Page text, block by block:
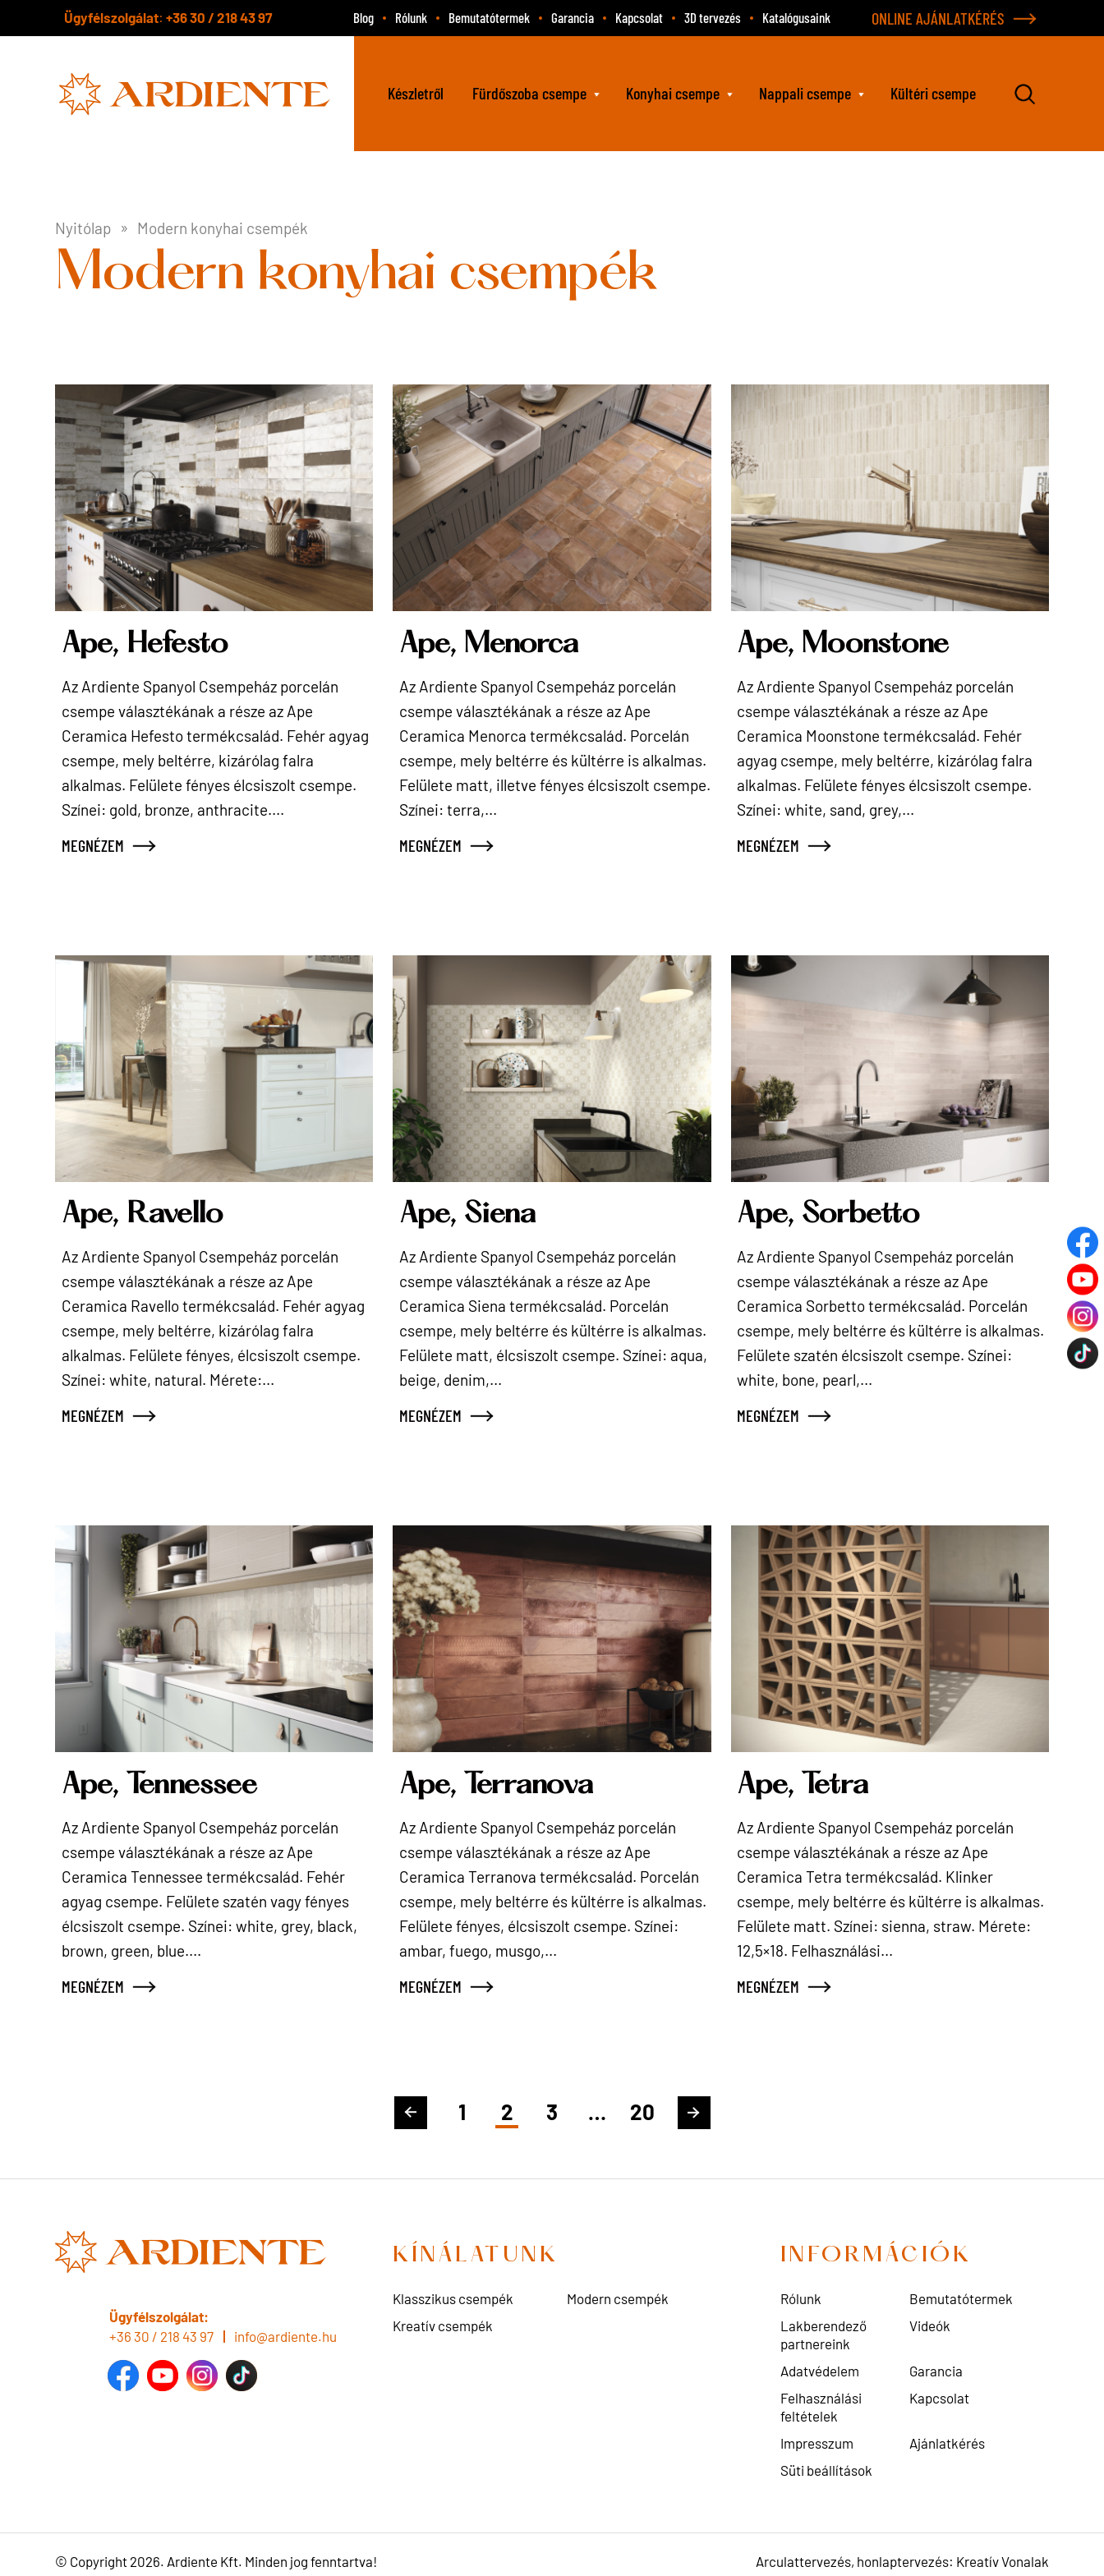
Ügyfélszolgálat: +36 30 / 218 43 97 ONLINE AJÁNLATKÉRÉS
Blog Rólunk Bemutatótermek Garancia Kapcsolat 3D tervezés Katalógusaink
Készletről Fürdőszoba csempe Konyhai csempe Nappali csempe Kültéri csempe
Nyitólap Modern konyhai csempék
Modern konyhai csempék
Ape, Hefesto
Az Ardiente Spanyol Csempeház porcelán
csempe választékának a része az Ape
Ceramica Hefesto termékcsalád. Fehér agyag
csempe, mely beltérre, kizárólag falra
alkalmas. Felülete fényes élcsiszolt csempe.
Színei: gold, bronze, anthracite....
MEGNÉZEM
Ape, Menorca
Az Ardiente Spanyol Csempeház porcelán
csempe választékának a része az Ape
Ceramica Menorca termékcsalád. Porcelán
csempe, mely beltérre és kültérre is alkalmas.
Felülete matt, illetve fényes élcsiszolt csempe.
Színei: terra,...
MEGNÉZEM
Ape, Moonstone
Az Ardiente Spanyol Csempeház porcelán
csempe választékának a része az Ape
Ceramica Moonstone termékcsalád. Fehér
agyag csempe, mely beltérre, kizárólag falra
alkalmas. Felülete fényes élcsiszolt csempe.
Színei: white, sand, grey,...
MEGNÉZEM
Ape, Ravello
Az Ardiente Spanyol Csempeház porcelán
csempe választékának a része az Ape
Ceramica Ravello termékcsalád. Fehér agyag
csempe, mely beltérre, kizárólag falra
alkalmas. Felülete fényes, élcsiszolt csempe.
Színei: white, natural. Mérete:...
MEGNÉZEM
Ape, Siena
Az Ardiente Spanyol Csempeház porcelán
csempe választékának a része az Ape
Ceramica Siena termékcsalád. Porcelán
csempe, mely beltérre és kültérre is alkalmas.
Felülete matt, élcsiszolt csempe. Színei: aqua,
beige, denim,...
MEGNÉZEM
Ape, Sorbetto
Az Ardiente Spanyol Csempeház porcelán
csempe választékának a része az Ape
Ceramica Sorbetto termékcsalád. Porcelán
csempe, mely beltérre és kültérre is alkalmas.
Felülete szatén élcsiszolt csempe. Színei:
white, bone, pearl,...
MEGNÉZEM
Ape, Tennessee
Az Ardiente Spanyol Csempeház porcelán
csempe választékának a része az Ape
Ceramica Tennessee termékcsalád. Fehér
agyag csempe. Felülete szatén vagy fényes
élcsiszolt csempe. Színei: white, grey, black,
brown, green, blue....
MEGNÉZEM
Ape, Terranova
Az Ardiente Spanyol Csempeház porcelán
csempe választékának a része az Ape
Ceramica Terranova termékcsalád. Porcelán
csempe, mely beltérre és kültérre is alkalmas.
Felülete fényes, élcsiszolt csempe. Színei:
ambar, fuego, musgo,...
MEGNÉZEM
Ape, Tetra
Az Ardiente Spanyol Csempeház porcelán
csempe választékának a része az Ape
Ceramica Tetra termékcsalád. Klinker
csempe, mely beltérre és kültérre is alkalmas.
Felülete matt. Színei: sienna, straw. Mérete:
12,5×18. Felhasználási...
MEGNÉZEM
1 2 3 … 20
Ügyfélszolgálat:
+36 30 / 218 43 97 info@ardiente.hu
KÍNÁLATUNK
Klasszikus csempék
Modern csempék
Kreatív csempék
INFORMÁCIÓK
Rólunk
Bemutatótermek
Lakberendező
partnereink
Videók
Adatvédelem
Garancia
Felhasználási
feltételek
Kapcsolat
Impresszum
Ajánlatkérés
Süti beállítások
© Copyright 2026. Ardiente Kft. Minden jog fenntartva! Arculattervezés, honlaptervezés: Kreatív Vonalak